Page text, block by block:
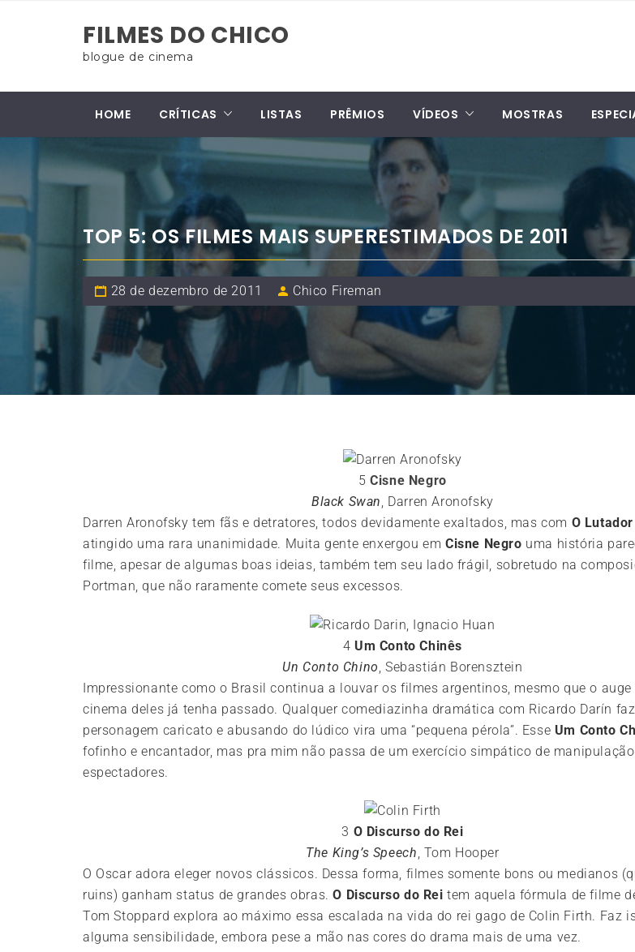
FILMES DO CHICO
blogue de cinema
HOME CRÍTICAS LISTAS PRÊMIOS VÍDEOS MOSTRAS
TOP 5: OS FILMES MAIS SUPERESTIMADOS DE 2011
28 de dezembro de 2011 Chico Fireman
5Cisne Negro
Black Swan , Darren Aronofsky
Darren Aronofsky tem fãs e detratores, todos devidamente exaltados, mas com O Lutador
atingido uma rara unanimidade. Muita gente enxergou emCisne Negro uma história
filme, apesar de algumas boas ideias, também tem seu lado frágil, sobretudo na
Portman, que não raramente comete seus excessos.
4 Um Conto Chinês
Un Conto Chino , Sebastián Borensztein
Impressionante como o Brasil continua a louvar os filmes argentinos, mesmo que o
cinema deles já tenha passado. Qualquer comediazinha dramática com Ricardo Darín
personagem caricato e abusando do lúdico vira uma “pequena pérola”. Esse Um Conto
fofinho e encantador, mas pra mim não passa de um exercício simpático de
espectadores.
3 O Discurso do Rei
The King’s Speech, Tom Hooper
O Oscar adora eleger novos clássicos. Dessa forma, filmes somente bons ou medianos
ruins) ganham status de grandes obras.O Discurso do Rei tem aquela fórmula de filme
Tom Stoppard explora ao máximo essa escalada na vida do rei gago de Colin Firth. Faz
alguma sensibilidade, embora pese a mão nas cores do drama mais de uma vez.